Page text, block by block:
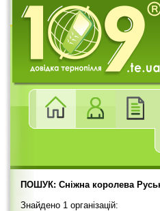
ПОШУК: Сніжна королева
Знайдено 1 організацій: